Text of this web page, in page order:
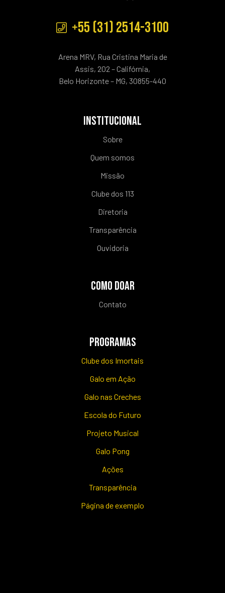
+55 (31) 2514-3100
Arena MRV, Rua Cristina Maria de
Assis, 202 – Califórnia,
Belo Horizonte – MG, 30855-440
INSTITUCIONAL
Sobre
Quem somos
Missão
Clube dos 113
Diretoria
Transparência
Ouvidoria
COMO DOAR
Contato
PROGRAMAS
Clube dos Imortais
Galo em Ação
Galo nas Creches
Escola do Futuro
Projeto Musical
Galo Pong
Ações
Transparência
Página de exemplo